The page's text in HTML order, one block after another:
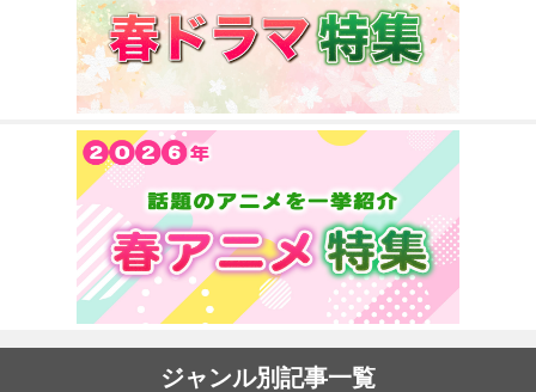
ジャンル別記事一覧